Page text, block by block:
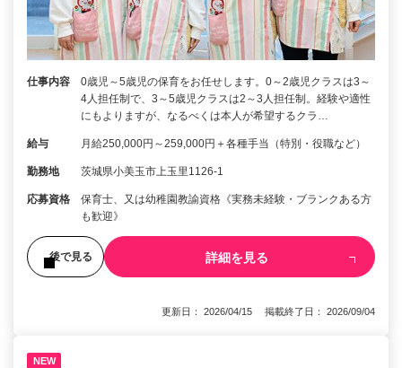
仕事内容
0歳児～5歳児の保育をお任せします。0～2歳児クラスは3～
4人担任制で、3～5歳児クラスは2～3人担任制。経験や適性
にもよりますが、なるべくは本人が希望するクラ…
給与 月給250,000円～259,000円＋各種手当（特別・役職など）
勤務地 茨城県小美玉市上玉里1126-1
応募資格
保育士、又は幼稚園教諭資格《実務未経験・ブランクある方
も歓迎》
後で見る 詳細を見る
更新日： 2026/04/15 掲載終了日： 2026/09/04
NEW